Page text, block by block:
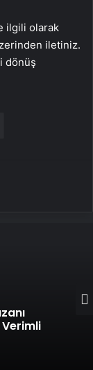
ilgili olarak
iletiniz.
dönüş